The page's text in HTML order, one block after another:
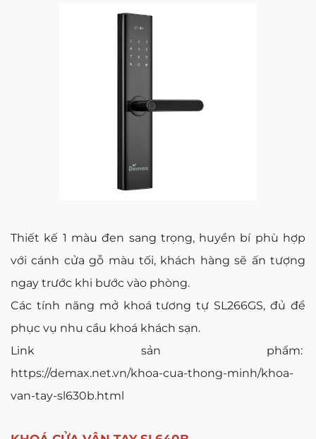
Thiết kế 1 màu đen sang trọng, huyền bí phù hợp
với cánh cửa gỗ màu tối, khách hàng sẽ ấn tượng
ngay trước khi bước vào phòng.
Các tính năng mở khoá tương tự SL266GS, đủ để
phục vụ nhu cầu khoá khách sạn.
Link sản phẩm:
https://demax.net.vn/khoa-cua-thong-minh/khoa-
van-tay-sl630b.html